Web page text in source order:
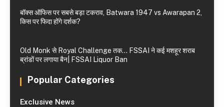
बॉक्स ऑफिस पर सबसे बड़ा टकराव, Batwara 1947 vs Awarapan 2,
किस पर फिदा होंगे दर्शक?
Old Monk से Royal Challenge तक… FSSAI ने कई मशहूर शराब
ब्रांडों पर लगाया बैन| FSSAI Liquor Ban
Popular Categories
Exclusive News